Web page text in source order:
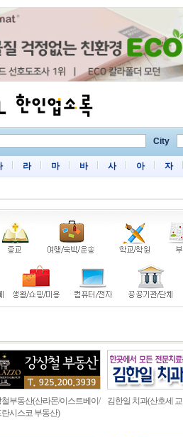
City
라 마 바 사 아 자
철부동산(산라몬/이스트베이/
시스코 부동산)
김한일 치과(산호세